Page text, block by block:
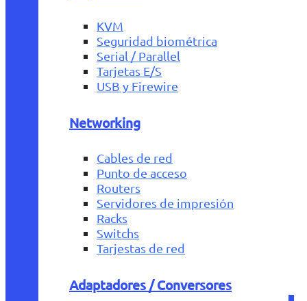
KVM
Seguridad biométrica
Serial / Parallel
Tarjetas E/S
USB y Firewire
Networking
Cables de red
Punto de acceso
Routers
Servidores de impresión
Racks
Switchs
Tarjestas de red
Adaptadores / Conversores